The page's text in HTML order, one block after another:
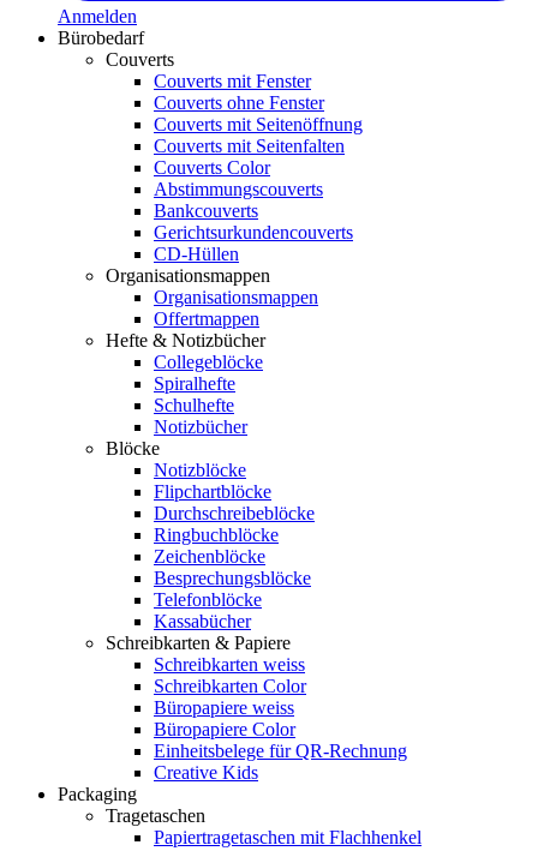
Anmelden
Bürobedarf
Couverts
Couverts mit Fenster
Couverts ohne Fenster
Couverts mit Seitenöffnung
Couverts mit Seitenfalten
Couverts Color
Abstimmungscouverts
Bankcouverts
Gerichtsurkundencouverts
CD-Hüllen
Organisationsmappen
Organisationsmappen
Offertmappen
Hefte & Notizbücher
Collegeblöcke
Spiralhefte
Schulhefte
Notizbücher
Blöcke
Notizblöcke
Flipchartblöcke
Durchschreibeblöcke
Ringbuchblöcke
Zeichenblöcke
Besprechungsblöcke
Telefonblöcke
Kassabücher
Schreibkarten & Papiere
Schreibkarten weiss
Schreibkarten Color
Büropapiere weiss
Büropapiere Color
Einheitsbelege für QR-Rechnung
Creative Kids
Packaging
Tragetaschen
Papiertragetaschen mit Flachhenkel